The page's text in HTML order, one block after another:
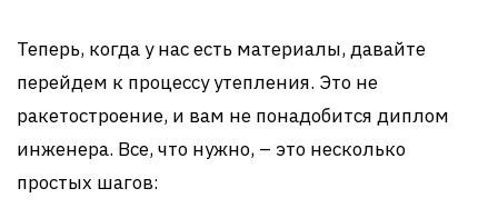
Теперь, когда у нас есть материалы, давайте
перейдем к процессу утепления. Это не
ракетостроение, и вам не понадобится диплом
инженера. Все, что нужно, – это несколько
простых шагов: